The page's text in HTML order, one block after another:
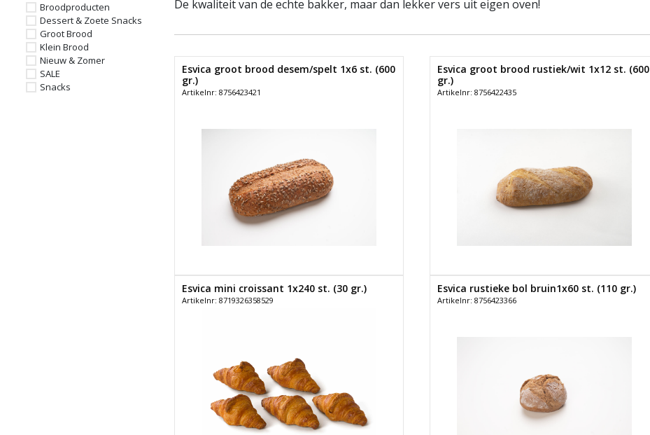
Broodproducten
Dessert & Zoete Snacks
Groot Brood
Klein Brood
Nieuw & Zomer
SALE
Snacks
De kwaliteit van de echte bakker, maar dan lekker vers uit eigen oven!
Esvica groot brood desem/spelt 1x6 st. (600
gr.)
Artikelnr: 8756423421
Esvica groot brood rustiek/wit 1x12 st. (600
gr.)
Artikelnr: 8756422435
Esvica mini croissant 1x240 st. (30 gr.)
Artikelnr: 8719326358529
Esvica rustieke bol bruin1x60 st. (110 gr.)
Artikelnr: 8756423366